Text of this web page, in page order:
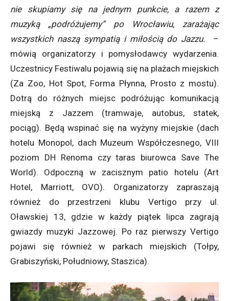
nie skupiamy się na jednym punkcie, a razem z
muzyką „podróżujemy” po Wrocławiu, zarażając
wszystkich naszą sympatią i miłością do Jazzu.
–
mówią organizatorzy i pomysłodawcy wydarzenia.
Uczestnicy Festiwalu pojawią się na plażach miejskich
(Za Zoo, Hot Spot, Forma Płynna, Prosto z mostu).
Dotrą do różnych miejsc podróżując komunikacją
miejską z Jazzem (tramwaje, autobus, statek,
pociąg). Będą wspinać się na wyżyny miejskie (dach
hotelu Monopol, dach Muzeum Współczesnego, VIII
poziom DH Renoma czy taras biurowca Save The
World). Odpoczną w zacisznym patio hotelu (Art
Hotel, Marriott, OVO). Organizatorzy zapraszają
również do przestrzeni klubu Vertigo przy ul.
Oławskiej 13, gdzie w każdy piątek lipca zagrają
gwiazdy muzyki Jazzowej. Po raz pierwszy Vertigo
pojawi się również w parkach miejskich (Tołpy,
Grabiszyński, Południowy, Staszica).